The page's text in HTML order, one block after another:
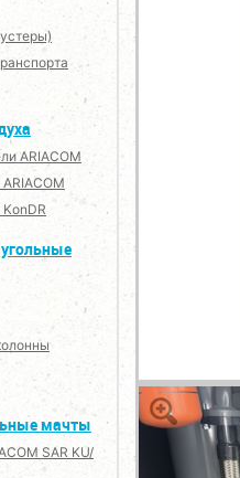
ARIACOM
мачты
SAR KU/